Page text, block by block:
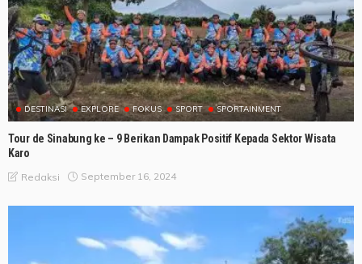
DESTINASI EXPLORE FOKUS SPORT SPORTAINMENT
Tour de Sinabung ke – 9 Berikan Dampak Positif Kepada Sektor Wisata
Karo
Redaksi September 16, 2024